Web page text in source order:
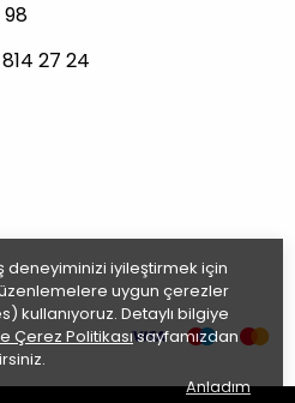
deneyiminizi iyileştirmek için
uygun çerezler
kullanıyoruz. Detaylı bilgiye
Çerez Politikasısayfamızdan
Anladım
98
27 24